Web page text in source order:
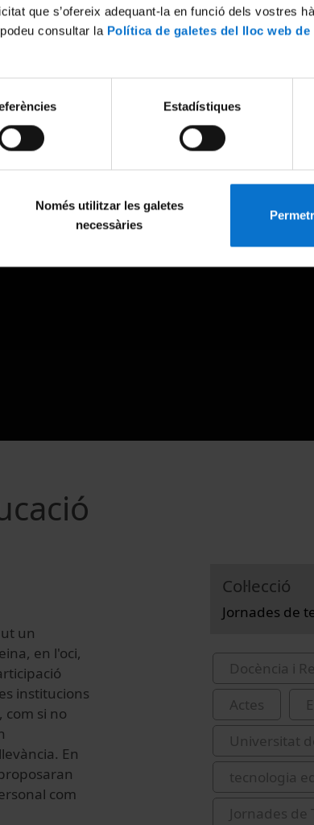
que s’ofereix adequant-la en funció dels vostres
consultar la Política de galetes del lloc web
Estadístiques
Només utilitzar les galetes
necessàries
un
en l'oci,
institucions
si no
En
com
Col·lecció
Jornades de
Docència i
Actes
Universitat
tecnologia
Jornades de